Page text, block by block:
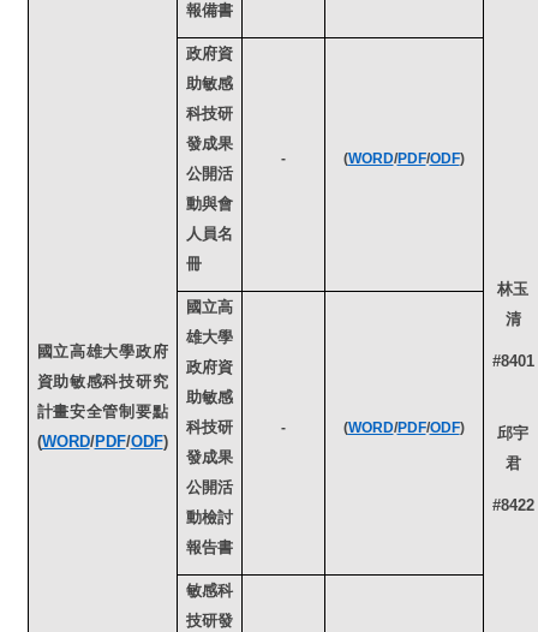
國立高雄大學政府
資助敏感科技研究
計畫安全管制要點
(WORD/PDF/ODF)
林玉
清
#8401
邱宇
君
#8422
報備書
政府資
助敏感
科技研
發成果
公開活
動與會
人員名
冊
- (WORD/PDF/ODF)
國立高
雄大學
政府資
助敏感
科技研
發成果
公開活
動檢討
報告書
- (WORD/PDF/ODF)
敏感科
技研發